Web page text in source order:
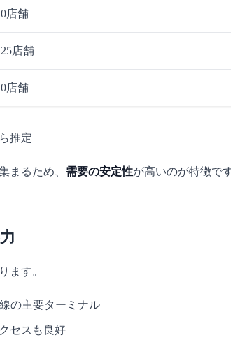
店舗
店舗
店舗
推定
まるため、 需要の安定性が高いのが特徴で
ます。
の主要ターミナル
セスも良好